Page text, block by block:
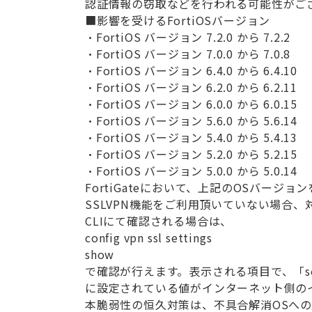
認証情報の窃取などを行われる可能性が
■影響を受けるFortiOSバージョン
・FortiOS バージョン 7.2.0 から 7.2.2
・FortiOS バージョン 7.0.0 から 7.0.8
・FortiOS バージョン 6.4.0 から 6.4.10
・FortiOS バージョン 6.2.0 から 6.2.11
・FortiOS バージョン 6.0.0 から 6.0.15
・FortiOS バージョン 5.6.0 から 5.6.14
・FortiOS バージョン 5.4.0 から 5.4.13
・FortiOS バージョン 5.2.0 から 5.2.15
・FortiOS バージョン 5.0.0 から 5.0.14
FortiGateにおいて、上記のOSバージョン
SSLVPN機能をご利用頂いていない場合
CLIにて確認される場合は、
config vpn ssl settings
show
で確認が行えます。表示される項目で
に設定されている値がインターネット側
本脆弱性の恒久対策は、不具合解消OSへ